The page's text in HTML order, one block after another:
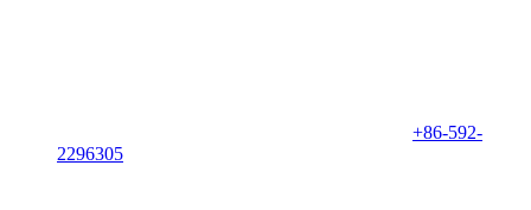
+86-592-
2296305